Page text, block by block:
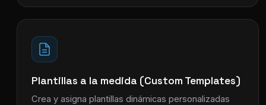
Plantillas a la medida (Custom Templates)
Crea y asigna plantillas dinámicas personalizadas